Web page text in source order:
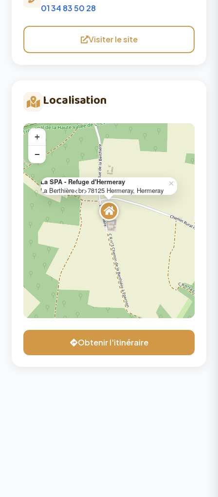
01 34 83 50 28
Visiter le site
Localisation
La SPA - Refuge d'Hermeray
La Berthière<br>78125 Hermeray, Hermeray
×
+
−
Obtenir l'itinéraire